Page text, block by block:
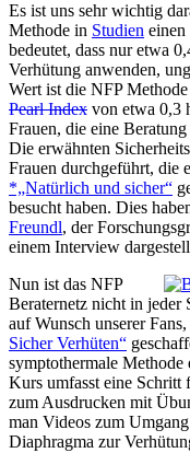
Es ist uns sehr wichtig
Methode in Studien
bedeutet, dass nur etwa
Verhütung anwenden,
Wert ist die NFP
Pearl Index von etwa 0,3
Frauen, die eine Beratung
Die erwähnten
Frauen durchgeführt, die
*„Natürlich und sicher“
besucht haben. Dies
Freundl, der
einem Interview
Nun ist das NFP
Beraternetz nicht in jeder
auf Wunsch unserer Fans,
Sicher Verhüten“
symptothermale
Kurs umfasst eine
zum Ausdrucken mit
man Videos zum
Diaphragma zur